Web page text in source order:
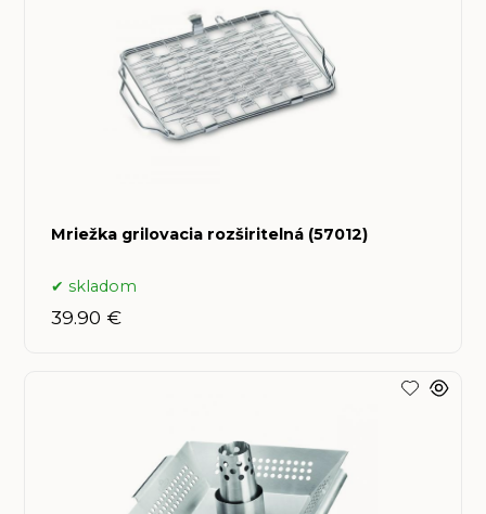
Mriežka grilovacia rozširitelná (57012)
skladom
39.90 €